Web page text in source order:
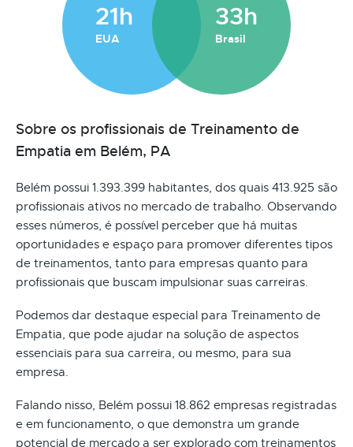
21h
EUA
33h
Brasil
Sobre os profissionais de Treinamento de
Empatia em Belém, PA
Belém possui 1.393.399 habitantes, dos quais 413.925 são
profissionais ativos no mercado de trabalho. Observando
esses números, é possível perceber que há muitas
oportunidades e espaço para promover diferentes tipos
de treinamentos, tanto para empresas quanto para
profissionais que buscam impulsionar suas carreiras.
Podemos dar destaque especial para Treinamento de
Empatia, que pode ajudar na solução de aspectos
essenciais para sua carreira, ou mesmo, para sua
empresa.
Falando nisso, Belém possui 18.862 empresas registradas
e em funcionamento, o que demonstra um grande
potencial de mercado a ser explorado com treinamentos